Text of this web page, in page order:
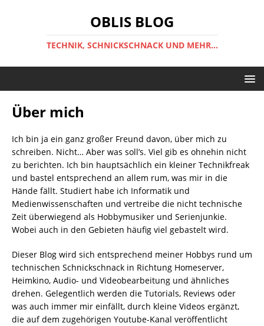
OBLIS BLOG
TECHNIK, SCHNICKSCHNACK UND MEHR...
Über mich
Ich bin ja ein ganz großer Freund davon, über mich zu
schreiben. Nicht… Aber was soll’s. Viel gib es ohnehin nicht
zu berichten. Ich bin hauptsächlich ein kleiner Technikfreak
und bastel entsprechend an allem rum, was mir in die
Hände fällt. Studiert habe ich Informatik und
Medienwissenschaften und vertreibe die nicht technische
Zeit überwiegend als Hobbymusiker und Serienjunkie.
Wobei auch in den Gebieten häufig viel gebastelt wird.
Dieser Blog wird sich entsprechend meiner Hobbys rund um
technischen Schnickschnack in Richtung Homeserver,
Heimkino, Audio- und Videobearbeitung und ähnliches
drehen. Gelegentlich werden die Tutorials, Reviews oder
was auch immer mir einfällt, durch kleine Videos ergänzt,
die auf dem zugehörigen Youtube-Kanal veröffentlicht